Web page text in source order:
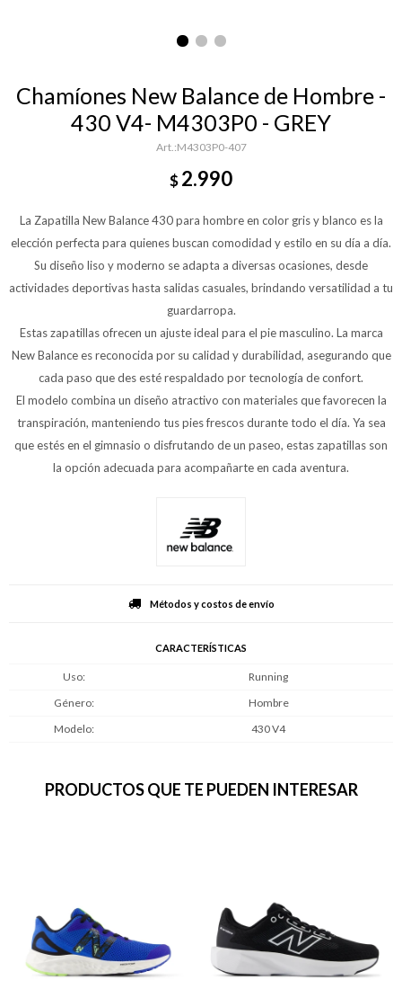
Chamíones New Balance de Hombre -
430 V4- M4303P0 - GREY
M4303P0-407
$2.990
La Zapatilla New Balance 430 para hombre en color gris y blanco es la
elección perfecta para quienes buscan comodidad y estilo en su día a día.
Su diseño liso y moderno se adapta a diversas ocasiones, desde
actividades deportivas hasta salidas casuales, brindando versatilidad a tu
guardarropa.
Estas zapatillas ofrecen un ajuste ideal para el pie masculino. La marca
New Balance es reconocida por su calidad y durabilidad, asegurando que
cada paso que des esté respaldado por tecnología de confort.
El modelo combina un diseño atractivo con materiales que favorecen la
transpiración, manteniendo tus pies frescos durante todo el día. Ya sea
que estés en el gimnasio o disfrutando de un paseo, estas zapatillas son
la opción adecuada para acompañarte en cada aventura.
Métodos y costos de envío
CARACTERÍSTICAS
Uso
Running
Género
Hombre
Modelo
430 V4
PRODUCTOS QUE TE PUEDEN INTERESAR